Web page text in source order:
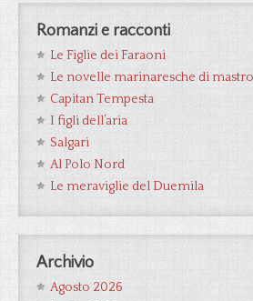
Romanzi e racconti
Le Figlie dei Faraoni
Le novelle marinaresche di
Capitan Tempesta
I figli dell’aria
Salgari
Al Polo Nord
Le meraviglie del Duemila
Archivio
Agosto 2026